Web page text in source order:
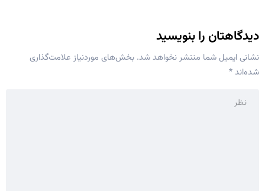
دیدگاهتان را بنویسید
نشانی ایمیل شما منتشر نخواهد شد. بخش‌های موردنیاز علامت‌گذاری
شده‌اند*